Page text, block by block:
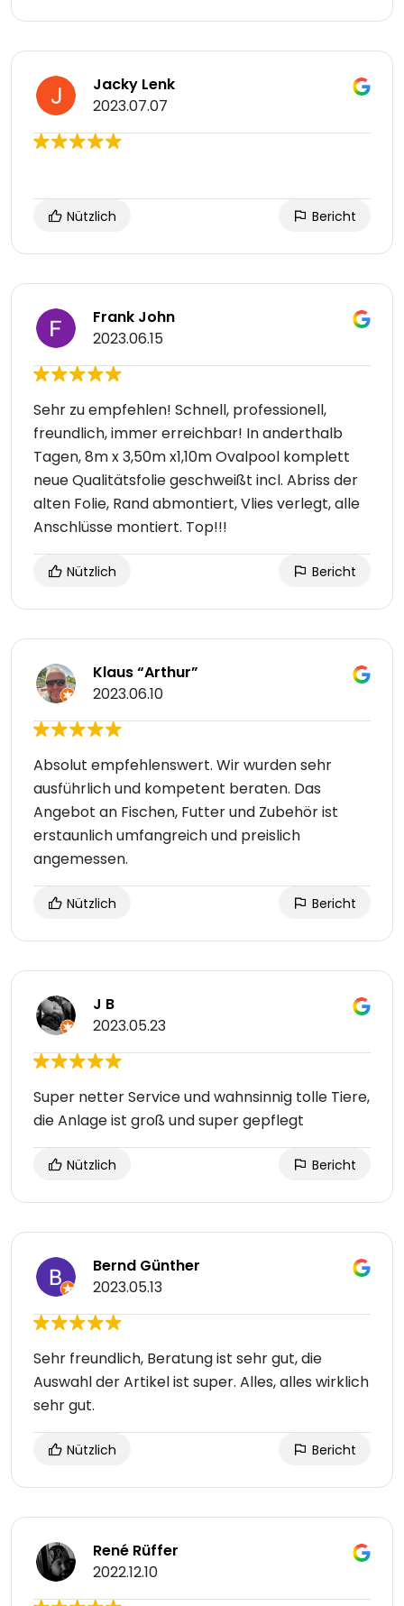
Jacky Lenk
2023.07.07
Nützlich Bericht
Frank John
2023.06.15
Sehr zu empfehlen! Schnell, professionell,
freundlich, immer erreichbar! In anderthalb
Tagen, 8m x 3,50m x1,10m Ovalpool komplett
neue Qualitätsfolie geschweißt incl. Abriss der
alten Folie, Rand abmontiert, Vlies verlegt, alle
Anschlüsse montiert. Top!!!
Nützlich Bericht
Klaus “Arthur”
2023.06.10
Absolut empfehlenswert. Wir wurden sehr
ausführlich und kompetent beraten. Das
Angebot an Fischen, Futter und Zubehör ist
erstaunlich umfangreich und preislich
angemessen.
Nützlich Bericht
J B
2023.05.23
Super netter Service und wahnsinnig tolle Tiere,
die Anlage ist groß und super gepflegt
Nützlich Bericht
Bernd Günther
2023.05.13
Sehr freundlich, Beratung ist sehr gut, die
Auswahl der Artikel ist super. Alles, alles wirklich
sehr gut.
Nützlich Bericht
René Rüffer
2022.12.10